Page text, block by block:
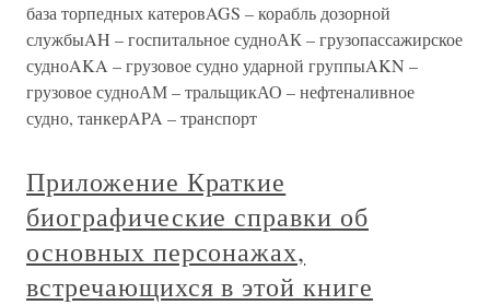
база торпедных катеровAGS – корабль дозорной
службыAH – госпитальное судноАК – грузопассажирское
судноAKA – грузовое судно ударной группыAKN –
грузовое судноАМ – тральщикАО – нефтеналивное
судно, танкерAPA – транспорт
Приложение Краткие
биографические справки об
основных персонажах,
встречающихся в этой книге